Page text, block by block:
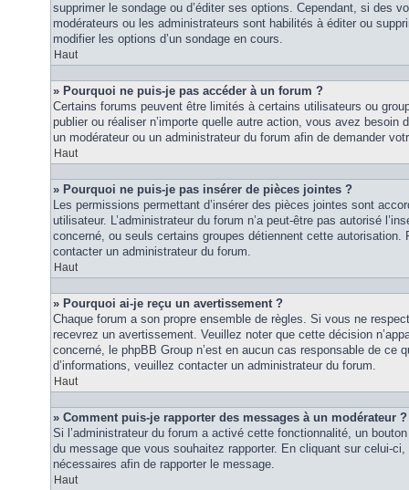
supprimer le sondage ou d’éditer ses options. Cependant, si des
modérateurs ou les administrateurs sont habilités à éditer ou
modifier les options d’un sondage en cours.
Haut
» Pourquoi ne puis-je pas accéder à un forum ?
Certains forums peuvent être limités à certains utilisateurs ou
publier ou réaliser n’importe quelle autre action, vous avez besoin
un modérateur ou un administrateur du forum afin de demander
Haut
» Pourquoi ne puis-je pas insérer de pièces jointes ?
Les permissions permettant d’insérer des pièces jointes sont
utilisateur. L’administrateur du forum n’a peut-être pas autorisé
concerné, ou seuls certains groupes détiennent cette autorisation.
contacter un administrateur du forum.
Haut
» Pourquoi ai-je reçu un avertissement ?
Chaque forum a son propre ensemble de règles. Si vous ne
recevrez un avertissement. Veuillez noter que cette décision
concerné, le phpBB Group n’est en aucun cas responsable de ce
d’informations, veuillez contacter un administrateur du forum.
Haut
» Comment puis-je rapporter des messages à un modérateur ?
Si l’administrateur du forum a activé cette fonctionnalité, un
du message que vous souhaitez rapporter. En cliquant sur celui-
nécessaires afin de rapporter le message.
Haut